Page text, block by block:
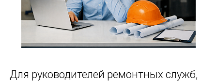
Для руководителей ремонтных служб,